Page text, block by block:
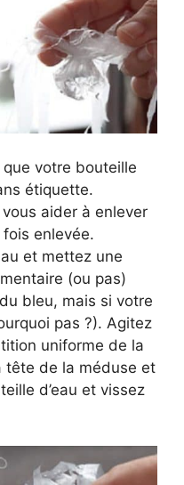
votre bouteille
étiquette.
aider à enlever
fois enlevée.
et mettez une
(ou pas)
bleu, mais si votre
pas ?). Agitez
uniforme de la
tête de la méduse et
d’eau et vissez